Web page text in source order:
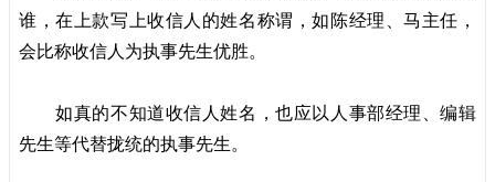
谁，在上款写上收信人的姓名称谓，如陈经理、马主任，
会比称收信人为执事先生优胜。
如真的不知道收信人姓名，也应以人事部经理、编辑
先生等代替拢统的执事先生。